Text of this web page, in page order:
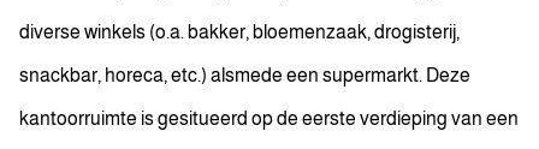
diverse winkels (o.a. bakker, bloemenzaak, drogisterij,
snackbar, horeca, etc.) alsmede een supermarkt. Deze
kantoorruimte is gesitueerd op de eerste verdieping van een